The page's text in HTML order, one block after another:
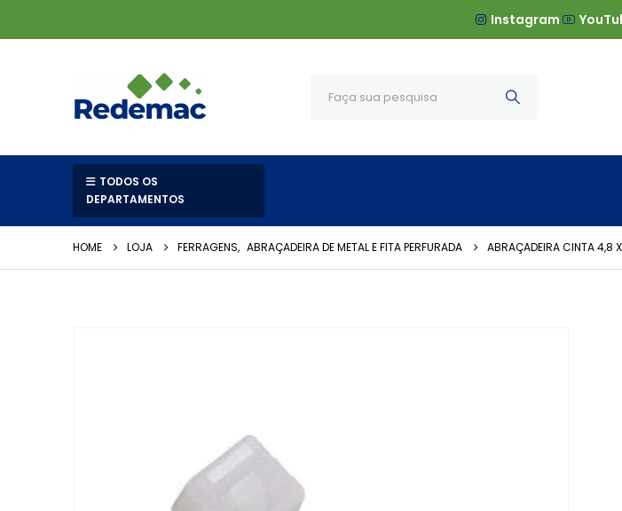
Instagram
TODOS OS
DEPARTAMENTOS
HOME LOJA FERRAGENS, ABRAÇADEIRA DE METAL E FITA PERFURADA ABRAÇADEIRA CINTA 4,8